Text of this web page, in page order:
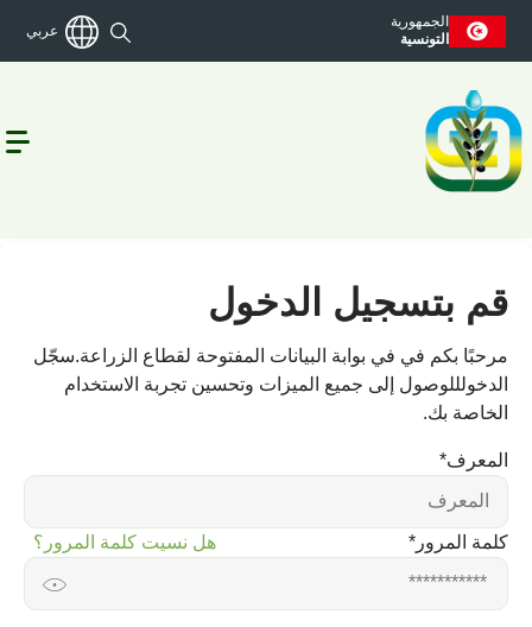
الجمهورية
التونسية
عربي
قم بتسجيل الدخول
مرحبًا بكم في في بوابة البيانات المفتوحة لقطاع الزراعة.سجّل
الدخولللوصول إلى جميع الميزات وتحسين تجربة الاستخدام
الخاصة بك.
المعرف*
كلمة المرور * هل نسيت كلمة المرور؟